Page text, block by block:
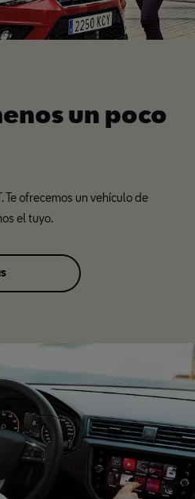
un poco
Te ofrecemos un vehículo de
el tuyo.